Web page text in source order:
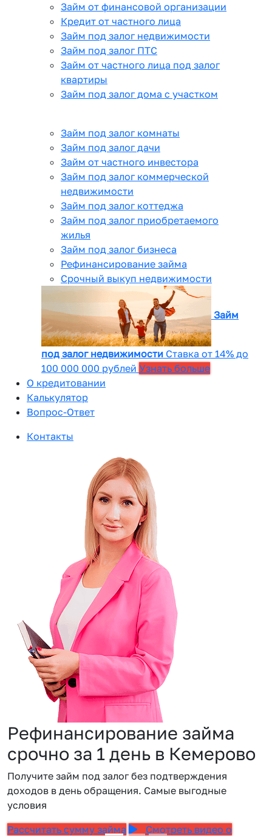
Займ от финансовой организации
Кредит от частного лица
Займ под залог недвижимости
Займ под залог ПТС
Займ от частного лица под залог
квартиры
Займ под залог дома с участком
Займ под залог комнаты
Займ под залог дачи
Займ от частного инвестора
Займ под залог коммерческой
недвижимости
Займ под залог коттеджа
Займ под залог приобретаемого
жилья
Займ под залог бизнеса
Рефинансирование займа
Срочный выкуп недвижимости
Займ
под залог недвижимости Ставка от 14% до
100 000 000 рублей Узнать больше
О кредитовании
Калькулятор
Вопрос-Ответ
Контакты
Рефинансирование займа
срочно за 1 день в Кемерово
Получите займ под залог без подтверждения
доходов в день обращения. Самые выгодные
условия
Рассчитать сумму займа
Смотреть видео о